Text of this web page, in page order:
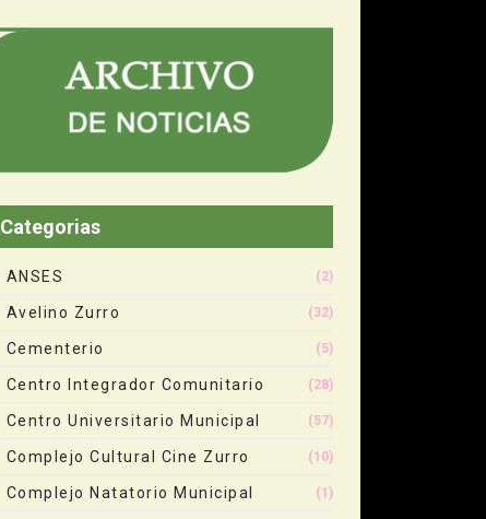
Categorias
ANSES (2)
Avelino Zurro (32)
Cementerio (5)
Centro Integrador Comunitario (28)
Centro Universitario Municipal (57)
Complejo Cultural Cine Zurro (10)
Complejo Natatorio Municipal (1)